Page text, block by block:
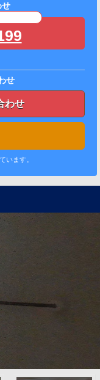
せ
せ
わせ
います。